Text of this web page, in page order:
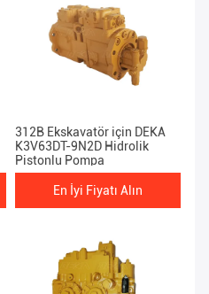
312B Ekskavatör için DEKA
K3V63DT-9N2D Hidrolik
Pistonlu Pompa
En İyi Fiyatı Alın